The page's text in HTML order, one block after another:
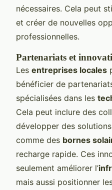
nécessaires. Cela peut
et créer de nouvelles
professionnelles.
Partenariats et
Les entreprises locales
bénéficier de
spécialisées dans les
Cela peut inclure des
développer des
comme des bornes
recharge rapide. Ces
seulement améliorer l’
mais aussi positionner